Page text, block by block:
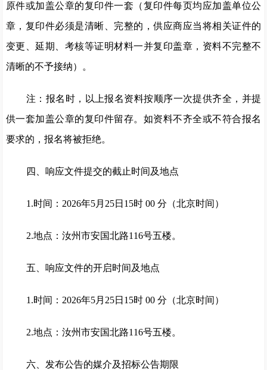
原件或加盖公章的复印件一套（复印件每页均应加盖单位公
章，复印件必须是清晰、完整的，供应商应当将相关证件的
变更、延期、考核等证明材料一并复印盖章，资料不完整不
清晰的不予接纳）。
注：报名时，以上报名资料按顺序一次提供齐全，并提
供一套加盖公章的复印件留存。如资料不齐全或不符合报名
要求的，报名将被拒绝。
四、响应文件提交的截止时间及地点
1.时间：2026年5月25日15时 00 分（北京时间）
2.地点：汝州市安国北路116号五楼。
五、响应文件的开启时间及地点
1.时间：2026年5月25日15时 00 分（北京时间）
2.地点：汝州市安国北路116号五楼。
六、发布公告的媒介及招标公告期限